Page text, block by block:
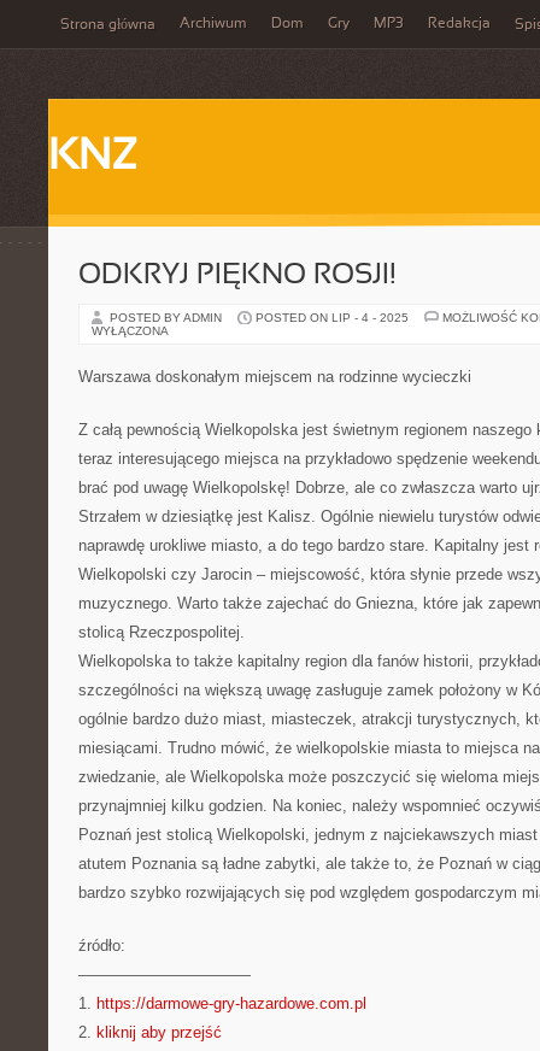
Strona główna Archiwum Dom Gry MP3 Redakcja
KNZ
ODKRYJ PIĘKNO ROSJI!
POSTED BY ADMIN POSTED ON LIP - 4 - 2025
MOŻLIWOŚĆ
WYŁĄCZONA
Warszawa doskonałym miejscem na rodzinne wycieczki
Z całą pewnością Wielkopolska jest świetnym regionem
teraz interesującego miejsca na przykładowo spędzenie
brać pod uwagę Wielkopolskę! Dobrze, ale co zwłaszcza warto
Strzałem w dziesiątkę jest Kalisz. Ogólnie niewielu turystów
naprawdę urokliwe miasto, a do tego bardzo stare. Kapitalny jest
Wielkopolski czy Jarocin – miejscowość, która słynie przede
muzycznego. Warto także zajechać do Gniezna, które jak
stolicą Rzeczpospolitej.
Wielkopolska to także kapitalny region dla fanów historii,
szczególności na większą uwagę zasługuje zamek położony w
ogólnie bardzo dużo miast, miasteczek, atrakcji turystycznych,
miesiącami. Trudno mówić, że wielkopolskie miasta to miejsca
zwiedzanie, ale Wielkopolska może poszczycić się wieloma
przynajmniej kilku godzien. Na koniec, należy wspomnieć
Poznań jest stolicą Wielkopolski, jednym z najciekawszych
atutem Poznania są ładne zabytki, ale także to, że Poznań w
bardzo szybko rozwijających się pod względem gospodarczym
źródło:
———————————
1. https://darmowe-gry-hazardowe.com.pl
2. kliknij aby przejść